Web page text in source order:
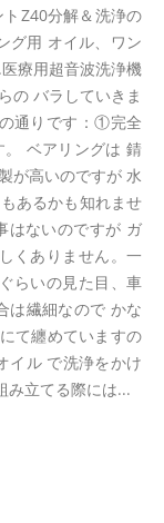
Z40分解＆洗浄の
グ用 オイル、ワン
療用超音波洗浄機
の バラしていきま
通りです：①完全
ベアリングは 錆
が高いのですが 水
あるかも知れませ
はないのですが ガ
くありません。一
らいの見た目、車
は繊細なので かな
て纏めていますの
イル で洗浄をかけ
み立てる際には...